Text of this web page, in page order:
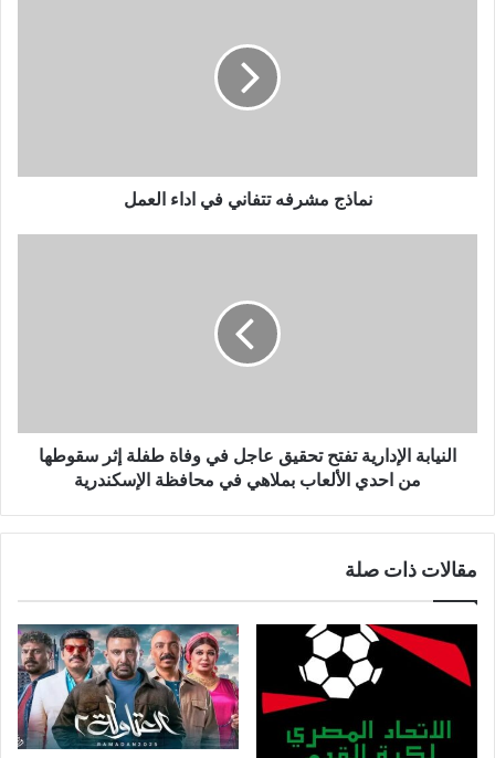
ر
نماذج مشرفه تتفاني في اداء العمل
النيابة الإدارية تفتح تحقيق عاجل في وفاة طفلة إثر سقوطها
من احدي الألعاب بملاهي في محافظة الإسكندرية
مقالات ذات صلة